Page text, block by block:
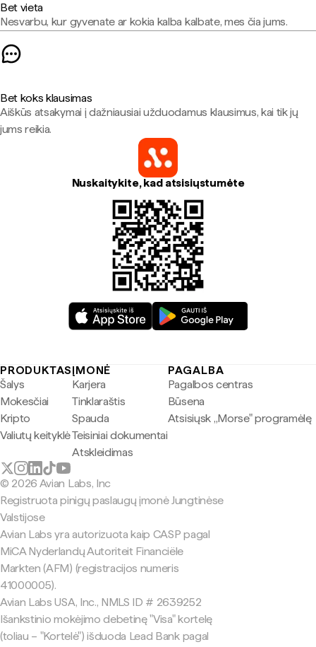
Bet vieta
Nesvarbu, kur gyvenate ar kokia kalba kalbate, mes čia jums.
Bet koks klausimas
Aiškūs atsakymai į dažniausiai užduodamus klausimus, kai tik jų
jums reikia.
Nuskaitykite, kad atsisiųstumėte
PRODUKTAS
Šalys
Mokesčiai
Kripto
Valiutų keityklė
ĮMONĖ
Karjera
Tinklaraštis
Spauda
Teisiniai dokumentai
Atskleidimas
PAGALBA
Pagalbos centras
Būsena
Atsisiųsk „Morse" programėlę
© 2026 Avian Labs, Inc
Registruota pinigų paslaugų įmonė Jungtinėse
Valstijose
Avian Labs yra autorizuota kaip CASP pagal
MiCA Nyderlandų Autoriteit Financiële
Markten (AFM) (registracijos numeris
41000005).
Avian Labs USA, Inc., NMLS ID # 2639252
Išankstinio mokėjimo debetinę "Visa" kortelę
(toliau – "Kortelė") išduoda Lead Bank pagal